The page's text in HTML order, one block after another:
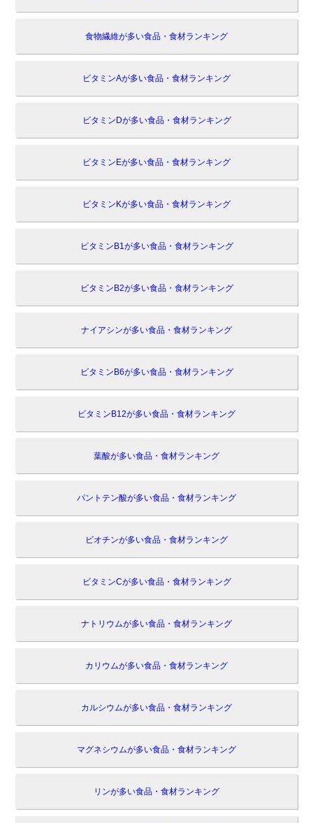
食物繊維が多い食品・食材ランキング
ビタミンAが多い食品・食材ランキング
ビタミンDが多い食品・食材ランキング
ビタミンEが多い食品・食材ランキング
ビタミンKが多い食品・食材ランキング
ビタミンB1が多い食品・食材ランキング
ビタミンB2が多い食品・食材ランキング
ナイアシンが多い食品・食材ランキング
ビタミンB6が多い食品・食材ランキング
ビタミンB12が多い食品・食材ランキング
葉酸が多い食品・食材ランキング
パントテン酸が多い食品・食材ランキング
ビオチンが多い食品・食材ランキング
ビタミンCが多い食品・食材ランキング
ナトリウムが多い食品・食材ランキング
カリウムが多い食品・食材ランキング
カルシウムが多い食品・食材ランキング
マグネシウムが多い食品・食材ランキング
リンが多い食品・食材ランキング